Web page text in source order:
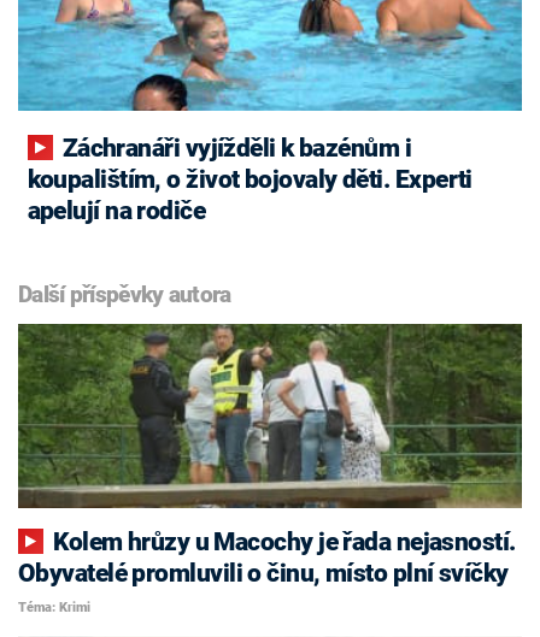
koupalištím, o život bojovaly děti. Experti
apelují na rodiče
Další příspěvky autora
Obyvatelé promluvili o činu, místo plní svíčky
Téma: Krimi